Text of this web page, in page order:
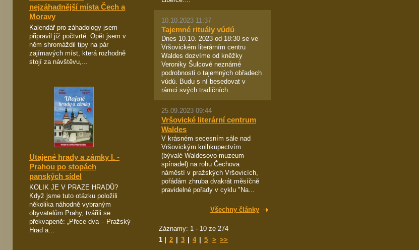
nejzáhadnější místa Čech a
Moravy
Kalendář pro záhadology jsem
připravil již počtvrté. Opět jsem v
něm shromáždil tipy na pár
zajímavých míst, která rozhodně
stojí za návštěvu,...
Utajené hrady a zámky I. -
Prahou po stopách
panských sídel
KOLIK JE V PRAZE HRADŮ?
Když jsme tuto otázku položili
několika náhodně vybraným
obyvatelům Prahy, tvářili se
překvapeně: „Přece dva – Pražský
Hrad a...
10.10.2023 11:37
Tajemné rituály vúdú
Dnes 10.10. 2023 od 18:30 se ve
Vršovickém literárním centru
Waldes dozvíme od kněžky
Veroniky Šulcové neznámé
podrobnosti o tajemných obřadech
vúdú. Budu s ní besedovat v
rámci svých tradičních...
25.09.2023 09:44
Vršovické literární centrum
Waldes
V krásném secesním sále nad
Vršovickým knihkupectvím
(bývalé Waldesovo muzeum
spínadel) na rohu Čechova
náměstí v pražských Vršovicích,
pořádám zhruba dvakrát měsíčně
pravidelné pořady v cyklu "Na...
Všechny články
Záznamy: 1 - 10 ze 274
1
2 3 4 5 > >>